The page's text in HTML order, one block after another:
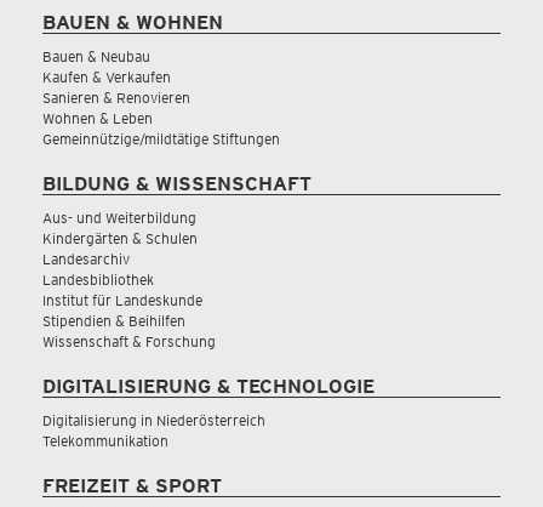
BAUEN & WOHNEN
Bauen & Neubau
Kaufen & Verkaufen
Sanieren & Renovieren
Wohnen & Leben
Gemeinnützige/mildtätige Stiftungen
BILDUNG & WISSENSCHAFT
Aus- und Weiterbildung
Kindergärten & Schulen
Landesarchiv
Landesbibliothek
Institut für Landeskunde
Stipendien & Beihilfen
Wissenschaft & Forschung
DIGITALISIERUNG & TECHNOLOGIE
Digitalisierung in Niederösterreich
Telekommunikation
FREIZEIT & SPORT